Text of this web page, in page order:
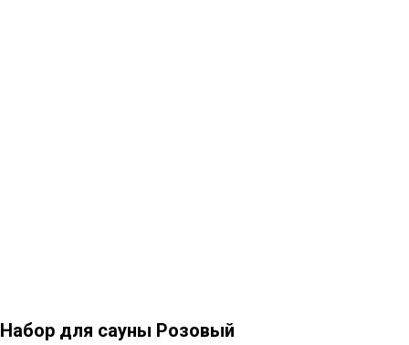
Набор для сауны Розовый